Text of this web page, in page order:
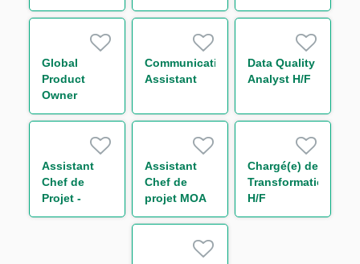
des
Surveillance
Monitoring
H/F
Control H/F
H/F
Global
Product
Owner
Middle
Finance H/F
Communication
Assistant
Data Quality
Analyst H/F
Assistant
Chef de
Projet -
Loanscape
Assistant
Chef de
projet MOA
Transverse -
durable H/F
Chargé(e) de
Transformation
H/F